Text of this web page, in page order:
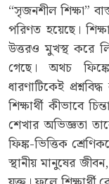
“সৃজনশীল শিক্ষা”
পরিণত হয়েছে।
উত্তরও মুখস্থ করে
গেছে। অথচ
ধারণাটিকেই
শিক্ষার্থী কীভাবে
শেখার অভিজ্ঞতা
ফিঙ্ক-ভিত্তিক
স্থানীয় মানুষের